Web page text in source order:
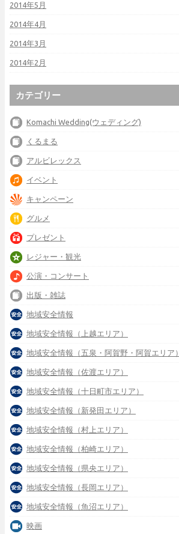
2014年5月
2014年4月
2014年3月
2014年2月
カテゴリー
Komachi Wedding(ウェディング)
くるまる
アルビレックス
イベント
キャンペーン
グルメ
プレゼント
レジャー・観光
公演・コンサート
出版・雑誌
地域安全情報
地域安全情報（上越エリア）
地域安全情報（五泉・阿賀野・阿賀エリア）
地域安全情報（佐渡エリア）
地域安全情報（十日町市エリア）
地域安全情報（新発田エリア）
地域安全情報（村上エリア）
地域安全情報（柏崎エリア）
地域安全情報（県央エリア）
地域安全情報（長岡エリア）
地域安全情報（魚沼エリア）
映画